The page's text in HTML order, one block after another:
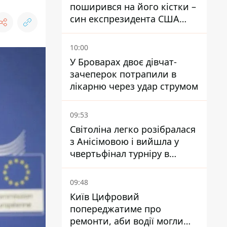
поширився на його кістки –
син експрезидента США
розповів, що хвороба
батька прогресує
10:00
У Броварах двоє дівчат-
зачеперок потрапили в
лікарню через удар струмом
09:53
Світоліна легко розібралася
з Анісімовою і вийшла у
чвертьфінал турніру в
Торонто
09:48
Київ Цифровий
попереджатиме про
ремонти, аби водії могли